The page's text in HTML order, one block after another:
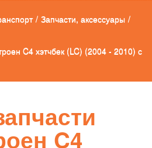
/ Запчасти, аксессуары /
C4 хэтчбек (LC) (2004 - 2010) с
C4